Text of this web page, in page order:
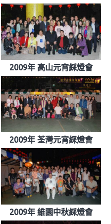
2009年 高山元宵綵燈會
2009年 荃灣元宵綵燈會
2009年 維園中秋綵燈會